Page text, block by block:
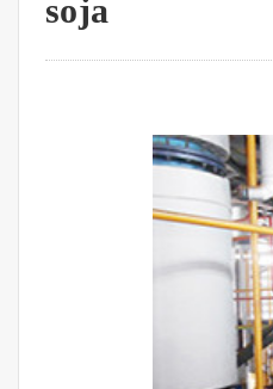
soja